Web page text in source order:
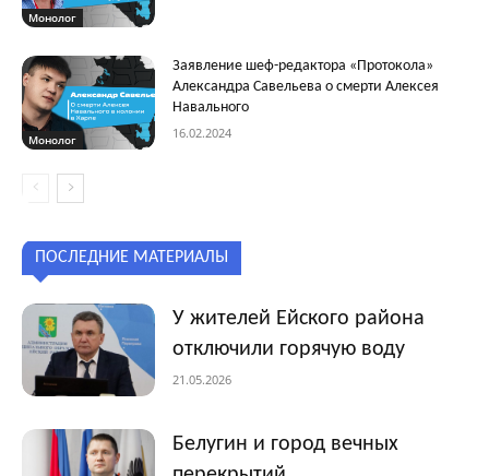
Монолог
Монолог
Заявление шеф-редактора «Протокола»
Александра Савельева о смерти Алексея
Навального
16.02.2024
ПОСЛЕДНИЕ МАТЕРИАЛЫ
У жителей Ейского района
отключили горячую воду
21.05.2026
Белугин и город вечных